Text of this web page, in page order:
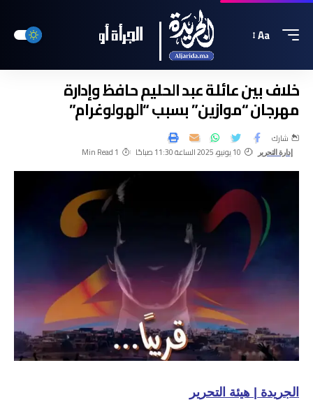
Aa
خلاف بين عائلة عبد الحليم حافظ وإدارة
مهرجان “موازين” بسبب “الهولوغرام”
إدارة التحرير 10 يونيو، 2025 الساعة 11:30 صباحًا 1 Min Read
شارك
الجريدة | هيئة التحرير